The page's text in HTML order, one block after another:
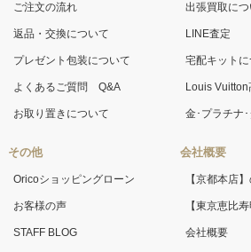
ご注文の流れ
返品・交換について
プレゼント包装について
よくあるご質問 Q&A
お取り置きについて
その他
Oricoショッピングローン
お客様の声
STAFF BLOG
出張買取につ
LINE査定
宅配キット
Louis Vuitton
金･プラチナ
会社概要
【京都本店
【東京恵比
会社概要